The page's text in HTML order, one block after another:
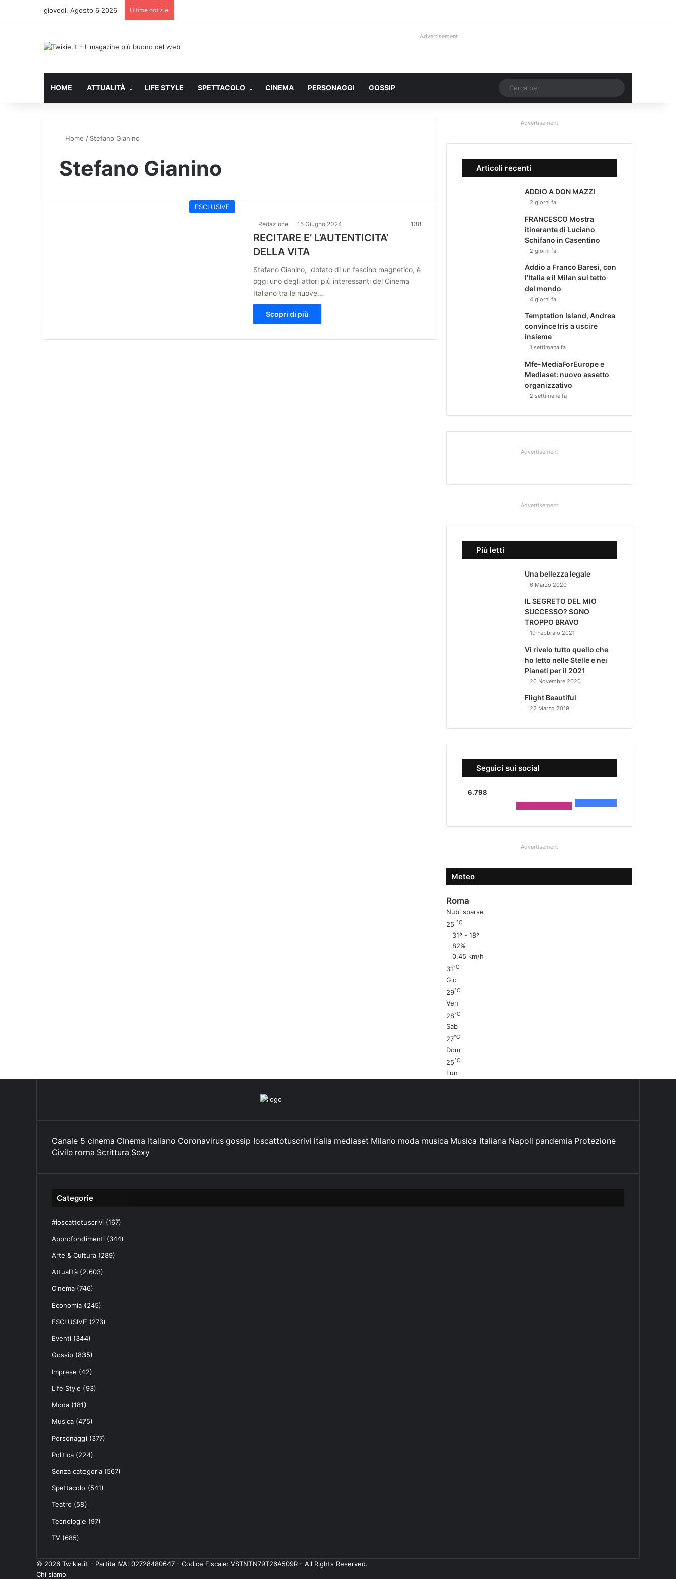
giovedì, Agosto 6 2026 Ultime notizie
Advertisement
HOME ATTUALITÀ LIFE STYLE SPETTACOLO CINEMA PERSONAGGI GOSSIP Un articolo a caso
per
Home / Stefano Gianino
Stefano Gianino
ESCLUSIVE
Redazione 15 Giugno 2024 138
RECITARE E’ L’AUTENTICITA’
DELLA VITA
Stefano Gianino, dotato di un fascino magnetico, è
oggi uno degli attori più interessanti del Cinema
Italiano tra le nuove…
Scopri di più
Advertisement
Articoli recenti
ADDIO A DON MAZZI
2 giorni fa
FRANCESCO Mostra
itinerante di Luciano
Schifano in Casentino
2 giorni fa
Addio a Franco Baresi, con
l’Italia e il Milan sul tetto
del mondo
4 giorni fa
Temptation Island, Andrea
convince Iris a uscire
insieme
1 settimana fa
Mfe-MediaForEurope e
Mediaset: nuovo assetto
organizzativo
2 settimane fa
Advertisement
Advertisement
Più letti
Una bellezza legale
6 Marzo 2020
IL SEGRETO DEL MIO
SUCCESSO? SONO
TROPPO BRAVO
19 Febbraio 2021
Vi rivelo tutto quello che
ho letto nelle Stelle e nei
Pianeti per il 2021
20 Novembre 2020
Flight Beautiful
22 Marzo 2019
Seguici sui social
6.798
Advertisement
Meteo
Roma
Nubi sparse
25℃
31º - 18º
82%
0.45 km/h
31℃
Gio
29℃
Ven
28℃
Sab
27℃
Dom
25℃
Lun
Canale 5 cinema Cinema Italiano Coronavirus gossip Ioscattotuscrivi italia mediaset Milano moda musica Musica Italiana Napoli pandemia Protezione
Civile roma Scrittura Sexy
Categorie
#ioscattotuscrivi (167)
Approfondimenti (344)
Arte & Cultura (289)
Attualità (2.603)
Cinema (746)
Economia (245)
ESCLUSIVE (273)
Eventi (344)
Gossip (835)
Imprese (42)
Life Style (93)
Moda (181)
Musica (475)
Personaggi (377)
Politica (224)
Senza categoria (567)
Spettacolo (541)
Teatro (58)
Tecnologie (97)
TV (685)
© 2026 Twikie.it - Partita IVA: 02728480647 - Codice Fiscale: VSTNTN79T26A509R - All Rights Reserved.
Chi siamo